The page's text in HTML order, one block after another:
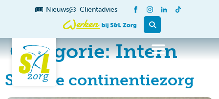
Nieuws Cliëntadvies
Categorie:Intern
Slimme continentiezorg